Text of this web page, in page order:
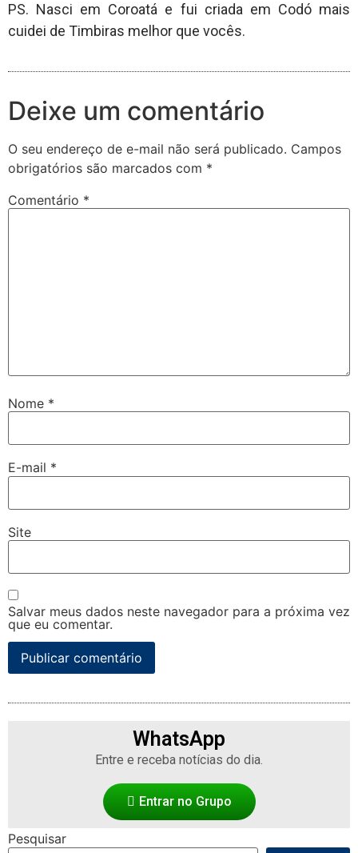
PS. Nasci em Coroatá e fui criada em Codó mais
cuidei de Timbiras melhor que vocês.
Deixe um comentário
O seu endereço de e-mail não será publicado. Campos
obrigatórios são marcados com *
Comentário *
Nome *
E-mail *
Site
Salvar meus dados neste navegador para a próxima vez
que eu comentar.
WhatsApp
Entre e receba notícias do dia.
Entrar no Grupo
Pesquisar